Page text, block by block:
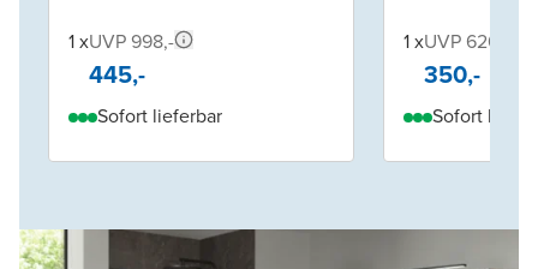
1 xUVP 998,-
445,-
Sofort lieferbar
1 xUVP 620,-
350,-
Sofort